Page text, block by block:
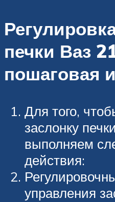
печки Ваз
пошаговая
Для того,
заслонку
выполняем
действия:
управления